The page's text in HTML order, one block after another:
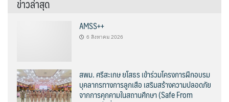
ข่าวล่าสุด
AMSS++
6 สิงหาคม 2026
สพม. ศรีสะเกษ ยโสธร เข้าร่วมโครงการฝึกอบรม
บุคลากรทางการลูกเสือ เสริมสร้างความปลอดภัย
จากการคุกคามในสถานศึกษา (Safe From